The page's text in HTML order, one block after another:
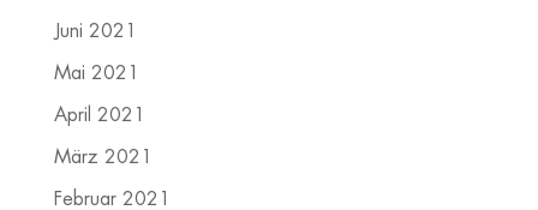
Juni 2021
Mai 2021
April 2021
März 2021
Februar 2021